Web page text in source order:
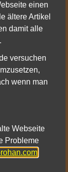
das sein Rad
niedriger als
Stufe.
Grausamen
sich
einen
ältere Artikel
damit alle
versuchen
wenn man
Webseite
Probleme